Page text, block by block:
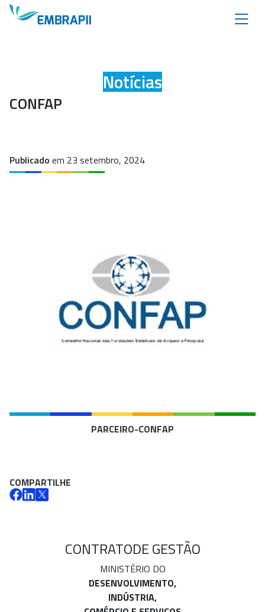
Notícias
CONFAP
Publicado em 23 setembro, 2024
PARCEIRO-CONFAP
COMPARTILHE
CONTRATODE GESTÃO
MINISTÉRIO DO
DESENVOLVIMENTO,
INDÚSTRIA,